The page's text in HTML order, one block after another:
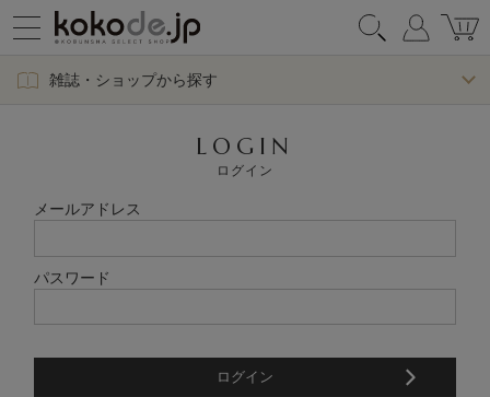
雑誌・ショップから探す
LOGIN
ログイン
メールアドレス
パスワード